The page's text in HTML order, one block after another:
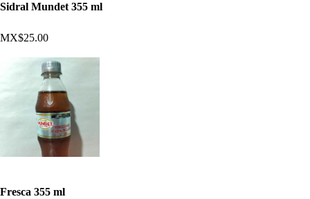
Sidral Mundet 355 ml
MX$25.00
Fresca 355 ml